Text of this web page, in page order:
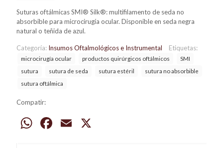
Suturas oftálmicas SMI® Silk®: multifilamento de seda no
absorbible para microcirugía ocular. Disponible en seda negra
natural o teñida de azul.
Categoría: Insumos Oftalmológicos e Instrumental Etiquetas:
microcirugía ocular productos quirúrgicos oftálmicos
SMI
sutura
sutura de seda sutura estéril
sutura no absorbible
sutura oftálmica
Compatir:
WhatsApp
Facebook
Email